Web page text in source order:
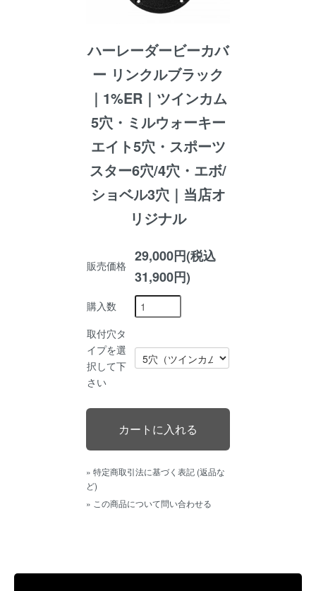
ハーレーダービーカバ
ー リンクルブラック
｜1%ER｜ツインカム
5穴・ミルウォーキー
エイト5穴・スポーツ
スター6穴/4穴・エボ/
ショベル3穴｜当店オ
リジナル
販売価格
29,000円(税込
31,900円)
購入数
取付穴タ
イプを選
択して下
さい
» 特定商取引法に基づく表記 (返品な
ど)
» この商品について問い合わせる